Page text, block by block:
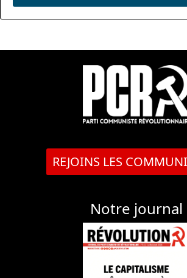
REJOINS LES
Notre journal